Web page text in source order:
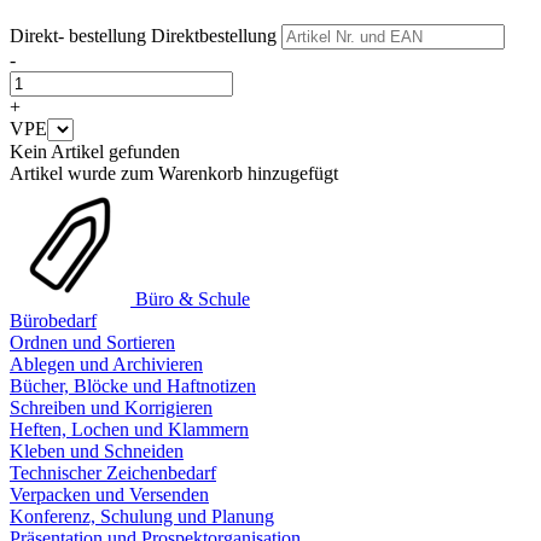
Direkt- bestellung Direktbestellung
-
+
VPE
Kein Artikel gefunden
Artikel wurde zum Warenkorb hinzugefügt
Büro & Schule
Bürobedarf
Ordnen und Sortieren
Ablegen und Archivieren
Bücher, Blöcke und Haftnotizen
Schreiben und Korrigieren
Heften, Lochen und Klammern
Kleben und Schneiden
Technischer Zeichenbedarf
Verpacken und Versenden
Konferenz, Schulung und Planung